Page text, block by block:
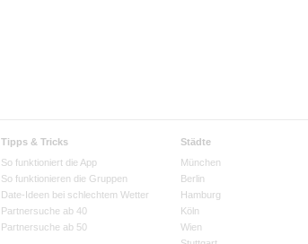
Tipps & Tricks
So funktioniert die App
So funktionieren die Gruppen
Date-Ideen bei schlechtem Wetter
Partnersuche ab 40
Partnersuche ab 50
Städte
München
Berlin
Hamburg
Köln
Wien